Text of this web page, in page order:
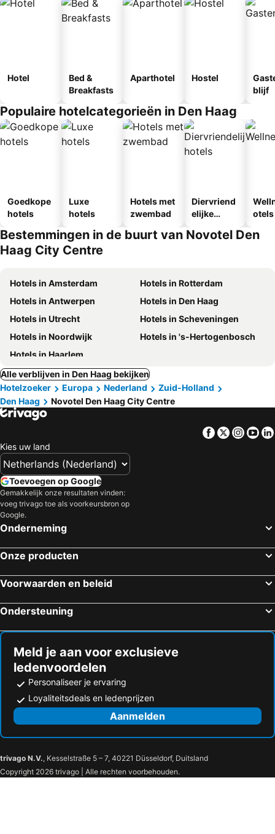
Hotel
Bed &
Breakfasts
Aparthotel Hostel
blijf
Populaire hotelcategorieën in Den Haag
Goedkope
hotels
Luxe
hotels
Hotels met
zwembad
Diervriend
elijke
otels
Bestemmingen in de buurt van Novotel Den
Haag City Centre
Hotels in Amsterdam
Hotels in Rotterdam
Hotels in Antwerpen
Hotels in Den Haag
Hotels in Utrecht
Hotels in Scheveningen
Hotels in Noordwijk
Hotels in 's-Hertogenbosch
Hotels in Haarlem
Alle verblijven in Den Haag bekijken
Hotelzoeker
Europa Nederland
Zuid-Holland
Den Haag
Novotel Den Haag City Centre
Facebook
Twitter
Kies uw land
Toevoegen op Google
Gemakkelijk onze resultaten vinden:
voeg trivago toe als voorkeursbron op
Google.
Onderneming
Onze producten
Voorwaarden en beleid
Ondersteuning
Meld je aan voor exclusieve
ledenvoordelen
Personaliseer je ervaring
Loyaliteitsdeals en ledenprijzen
Aanmelden
trivago N.V., Kesselstraße 5 – 7, 40221 Düsseldorf, Duitsland
Copyright 2026 trivago | Alle rechten voorbehouden.